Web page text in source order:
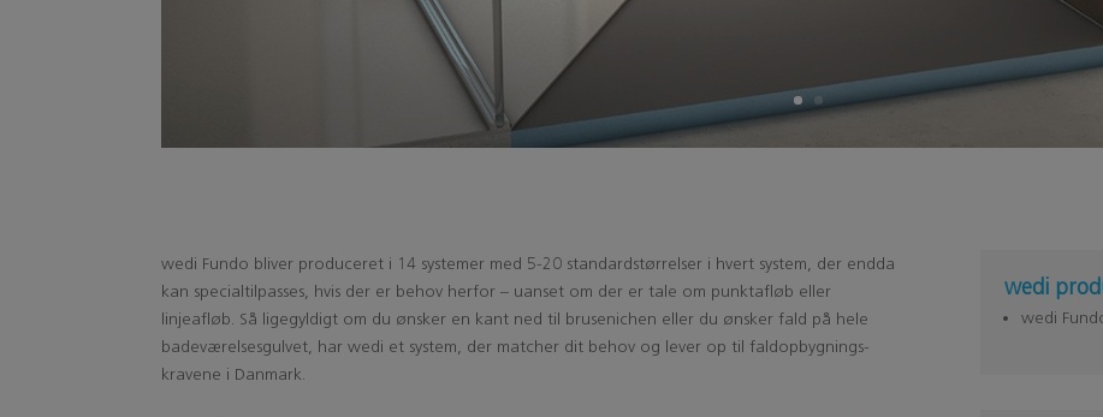
wedi Fundo bliver produceret i 14 systemer med 5-20 standardstørrelser i hvert system, der endda
kan specialtilpasses, hvis der er behov herfor – uanset om der er tale om punktafløb eller
linjeafløb. Så ligegyldigt om du ønsker en kant ned til brusenichen eller du ønsker fald på hele
badeværelsesgulvet, har wedi et system, der matcher dit behov og lever op til faldopbygnings-
kravene i Danmark.
wedi
wedi